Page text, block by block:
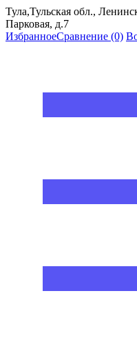
Тула,Тульская обл.,
Парковая, д.7
ИзбранноеСравнение (0)